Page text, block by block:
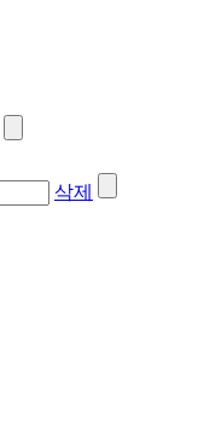
삭제